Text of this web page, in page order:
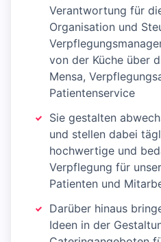
Verantwortung für
Organisation und
von der Küche über
Mensa,
Patientenservice
Sie gestalten
und stellen dabei
hochwertige und
Verpflegung für
Patienten und
Darüber hinaus
Ideen in der